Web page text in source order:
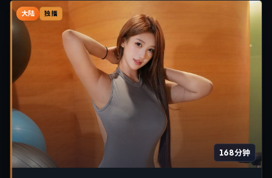
大陆 独播
168分钟